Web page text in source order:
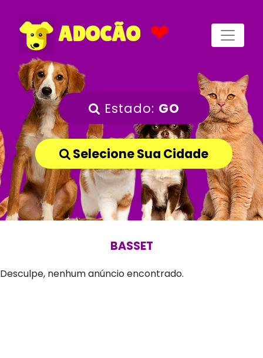
ADOCÃO ❤
Estado: GO
Selecione Sua Cidade
BASSET
Desculpe, nenhum anúncio encontrado.